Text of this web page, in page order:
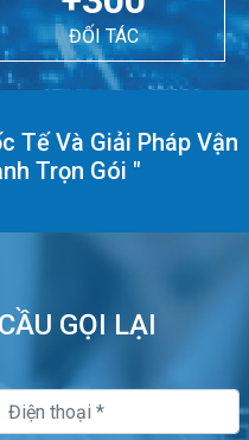
ĐỐI TÁC
Tế Và Giải Pháp Vận
Trọn Gói "
GỌI LẠI